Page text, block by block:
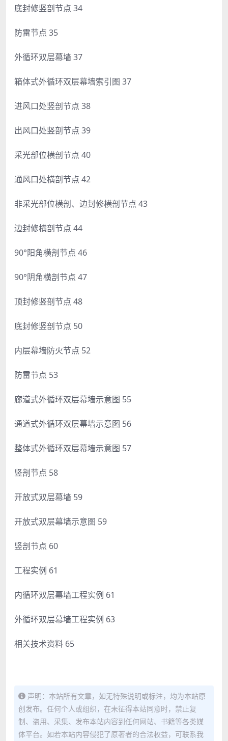
底封修竖剖节点 34
防雷节点 35
外循环双层幕墙 37
箱体式外循环双层幕墙索引图 37
进风口处竖剖节点 38
出风口处竖剖节点 39
采光部位横剖节点 40
通风口处横剖节点 42
非采光部位横剖、边封修横剖节点 43
边封修横剖节点 44
90°阳角横剖节点 46
90°阴角横剖节点 47
顶封修竖剖节点 48
底封修竖剖节点 50
内层幕墙防火节点 52
防雷节点 53
廊道式外循环双层幕墙示意图 55
通道式外循环双层幕墙示意图 56
整体式外循环双层幕墙示意图 57
竖剖节点 58
开放式双层幕墙 59
开放式双层幕墙示意图 59
竖剖节点 60
工程实例 61
内循环双层幕墙工程实例 61
外循环双层幕墙工程实例 63
相关技术资料 65
声明：本站所有文章，如无特殊说明或标注，均为本站原
创发布。任何个人或组织，在未征得本站同意时，禁止复
制、盗用、采集、发布本站内容到任何网站、书籍等各类媒
体平台。如若本站内容侵犯了原著者的合法权益，可联系我